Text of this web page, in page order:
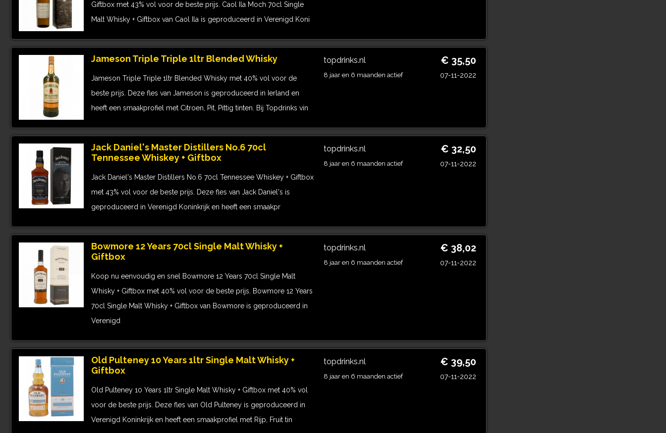
Giftbox met 43% vol voor de beste prijs. Caol Ila Moch 70cl Single
Malt Whisky + Giftbox van Caol Ila is geproduceerd in Verenigd Koni
Jameson Triple Triple 1ltr Blended Whisky
Jameson Triple Triple 1ltr Blended Whisky met 40% vol voor de
beste prijs. Deze fles van Jameson is geproduceerd in Ierland en
heeft een smaakprofiel met Citroen, Pit, Pittig tinten. Bij Topdrinks vin
topdrinks.nl
8 jaar en 6 maanden actief
€ 35,50
07-11-2022
Jack Daniel's Master Distillers No.6 70cl
Tennessee Whiskey + Giftbox
Jack Daniel's Master Distillers No.6 70cl Tennessee Whiskey + Giftbox
met 43% vol voor de beste prijs. Deze fles van Jack Daniel's is
geproduceerd in Verenigd Koninkrijk en heeft een smaakpr
topdrinks.nl
8 jaar en 6 maanden actief
€ 32,50
07-11-2022
Bowmore 12 Years 70cl Single Malt Whisky +
Giftbox
Koop nu eenvoudig en snel Bowmore 12 Years 70cl Single Malt
Whisky + Giftbox met 40% vol voor de beste prijs. Bowmore 12 Years
70cl Single Malt Whisky + Giftbox van Bowmore is geproduceerd in
Verenigd
topdrinks.nl
8 jaar en 6 maanden actief
€ 38,02
07-11-2022
Old Pulteney 10 Years 1ltr Single Malt Whisky +
Giftbox
Old Pulteney 10 Years 1ltr Single Malt Whisky + Giftbox met 40% vol
voor de beste prijs. Deze fles van Old Pulteney is geproduceerd in
Verenigd Koninkrijk en heeft een smaakprofiel met Rijp, Fruit tin
topdrinks.nl
8 jaar en 6 maanden actief
€ 39,50
07-11-2022